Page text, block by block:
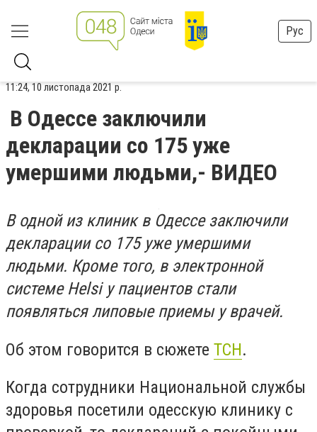
Рус
11:24, 10 листопада 2021 р.
В Одессе заключили
декларации со 175 уже
умершими людьми,- ВИДЕО
В одной из клиник в Одессе заключили
декларации со 175 уже умершими
людьми. Кроме того, в электронной
системе Helsi у пациентов стали
появляться липовые приемы у врачей.
Об этом говорится в сюжете ТСН.
Когда сотрудники Национальной службы
здоровья посетили одесскую клинику с